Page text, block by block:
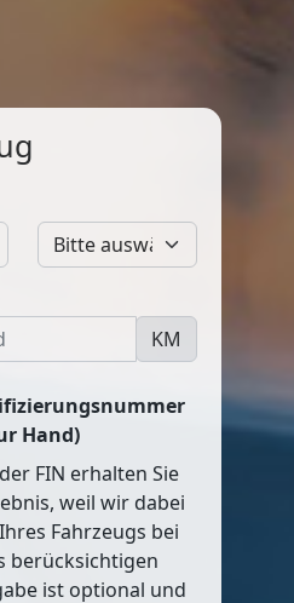
KM
Hand)
FIN erhalten Sie
weil wir dabei
Fahrzeugs bei
berücksichtigen
ist optional und